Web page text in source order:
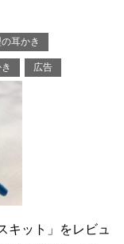
耳かき
広告
キット」をレビュ